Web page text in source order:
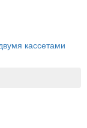
кассетами